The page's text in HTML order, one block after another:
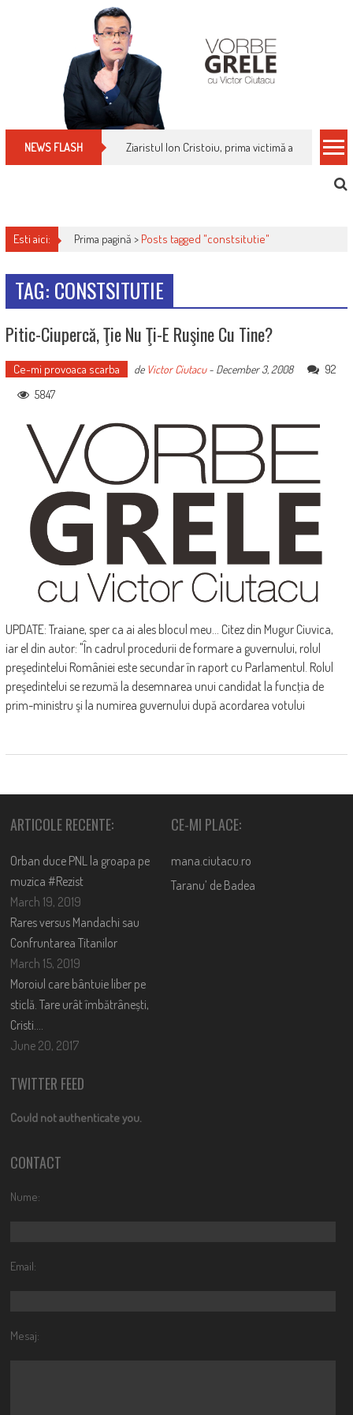
NEWS FLASH Ziaristul Ion Cristoiu, prima victimă a noi
Esti aici: Prima pagină > Posts tagged "constsitutie"
TAG: CONSTSITUTIE
Pitic-Ciupercă, Ţie Nu Ţi-E Ruşine Cu Tine?
Ce-mi provoaca scarba de Victor Ciutacu- December 3, 2008
92
5847
UPDATE: Traiane, sper ca ai ales blocul meu... Citez din Mugur Ciuvica,
iar el din autor: "În cadrul procedurii de formare a guvernului, rolul
preşedintelui României este secundar în raport cu Parlamentul. Rolul
preşedintelui se rezumă la desemnarea unui candidat la funcţia de
prim-ministru şi la numirea guvernului după acordarea votului
ARTICOLE RECENTE:
Orban duce PNL la groapa pe
muzica #Rezist
March 19, 2019
Rares versus Mandachi sau
Confruntarea Titanilor
March 15, 2019
Moroiul care bântuie liber pe
sticlă. Tare urât îmbătrânești,
Cristi….
June 20, 2017
CE-MI PLACE:
mana.ciutacu.ro
Taranu’ de Badea
TWITTER FEED
Could not authenticate you.
CONTACT
Nume:
Email:
Mesaj: